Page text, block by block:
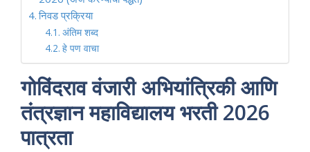
निवड प्रक्रिया
अंतिम शब्द
हे पण वाचा
गोविंदराव वंजारी अभियांत्रिकी आणि
तंत्रज्ञान महाविद्यालय भरती 2026
पात्रता